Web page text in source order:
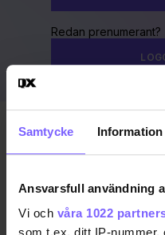
Samtycke Information
Ansvarsfull användning
Vi och våra 1022
Redan prenumerant?
Publicerad 2022-09-27
Uppdaterad 2022-09-27
GÖTEBORG